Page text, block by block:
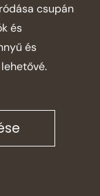
csupán
és
és